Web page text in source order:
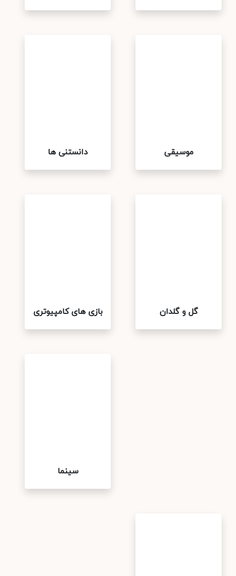
موسیقی دانستنی ها
گل و گلدان بازی های کامپیوتری
سینما